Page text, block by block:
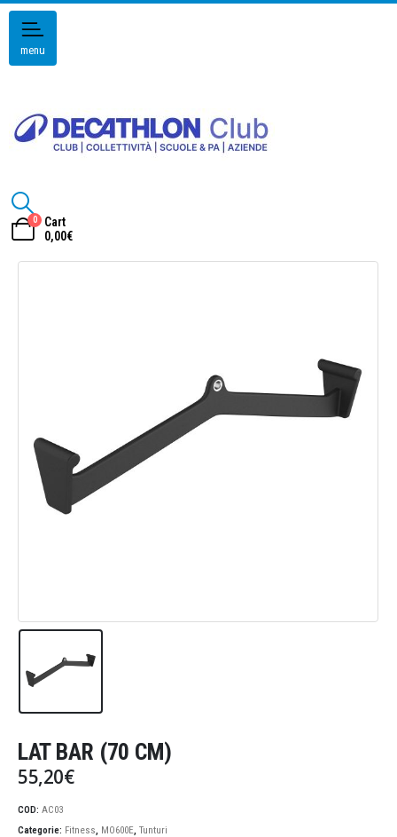
menu
0
Cart
0,00€
LAT BAR (70 CM)
55,20€
COD: AC03
Categorie: Fitness, MO600E, Tunturi